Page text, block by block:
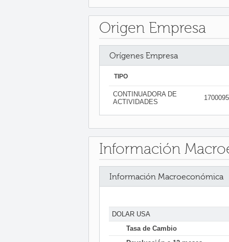
Origen Empresa
Orígenes Empresa
TIPO
CONTINUADORA DE
ACTIVIDADES
Información
Información Macroeconómica
DOLAR USA
Tasa de Cambio